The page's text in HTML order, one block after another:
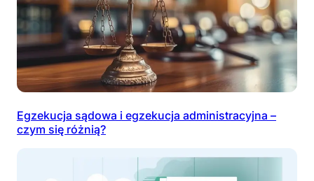
Egzekucja sądowa i egzekucja administracyjna –
czym się różnią?